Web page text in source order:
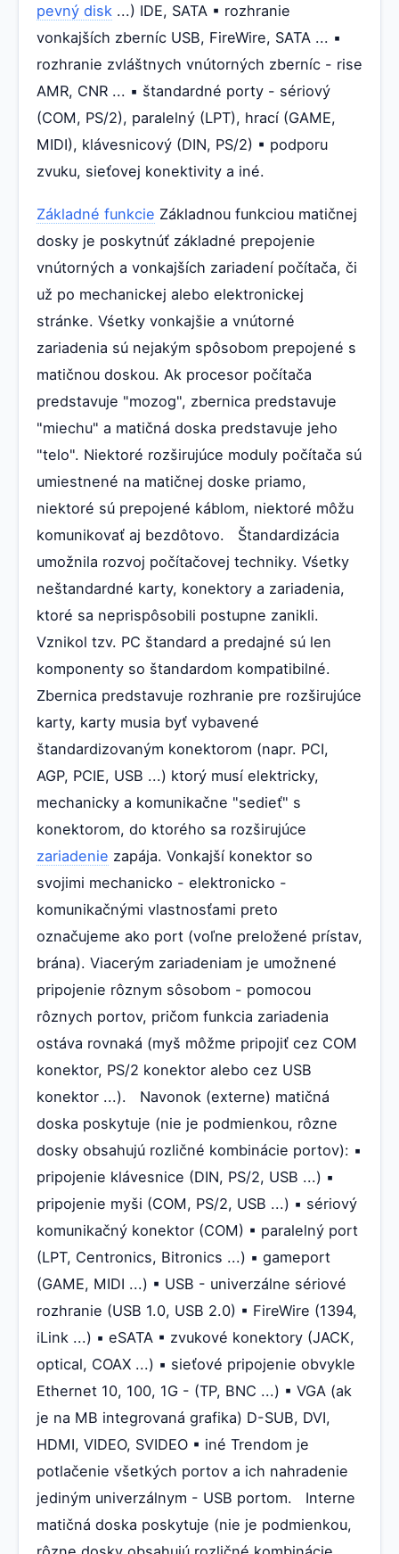
pevný disk ...) IDE, SATA ▪ rozhranie
vonkajších zberníc USB, FireWire, SATA ... ▪
rozhranie zvláštnych vnútorných zberníc - rise
AMR, CNR ... ▪ štandardné porty - sériový
(COM, PS/2), paralelný (LPT), hrací (GAME,
MIDI), klávesnicový (DIN, PS/2) ▪ podporu
zvuku, sieťovej konektivity a iné.
Základné funkcie Základnou funkciou matičnej
dosky je poskytnúť základné prepojenie
vnútorných a vonkajších zariadení počítača, či
už po mechanickej alebo elektronickej
stránke. Vśetky vonkajšie a vnútorné
zariadenia sú nejakým spôsobom prepojené s
matičnou doskou. Ak procesor počítača
predstavuje "mozog", zbernica predstavuje
"miechu" a matičná doska predstavuje jeho
"telo". Niektoré rozširujúce moduly počítača sú
umiestnené na matičnej doske priamo,
niektoré sú prepojené káblom, niektoré môžu
komunikovať aj bezdôtovo. Štandardizácia
umožnila rozvoj počítačovej techniky. Vśetky
neštandardné karty, konektory a zariadenia,
ktoré sa neprispôsobili postupne zanikli.
Vznikol tzv. PC štandard a predajné sú len
komponenty so štandardom kompatibilné.
Zbernica predstavuje rozhranie pre rozširujúce
karty, karty musia byť vybavené
štandardizovaným konektorom (napr. PCI,
AGP, PCIE, USB ...) ktorý musí elektricky,
mechanicky a komunikačne "sedieť" s
konektorom, do ktorého sa rozširujúce
zariadenie zapája. Vonkajší konektor so
svojimi mechanicko - elektronicko -
komunikačnými vlastnosťami preto
označujeme ako port (voľne preložené prístav,
brána). Viacerým zariadeniam je umožnené
pripojenie rôznym sôsobom - pomocou
rôznych portov, pričom funkcia zariadenia
ostáva rovnaká (myš môžme pripojiť cez COM
konektor, PS/2 konektor alebo cez USB
konektor ...). Navonok (externe) matičná
doska poskytuje (nie je podmienkou, rôzne
dosky obsahujú rozličné kombinácie portov): ▪
pripojenie klávesnice (DIN, PS/2, USB ...) ▪
pripojenie myši (COM, PS/2, USB ...) ▪ sériový
komunikačný konektor (COM) ▪ paralelný port
(LPT, Centronics, Bitronics ...) ▪ gameport
(GAME, MIDI ...) ▪ USB - univerzálne sériové
rozhranie (USB 1.0, USB 2.0) ▪ FireWire (1394,
iLink ...) ▪ eSATA ▪ zvukové konektory (JACK,
optical, COAX ...) ▪ sieťové pripojenie obvykle
Ethernet 10, 100, 1G - (TP, BNC ...) ▪ VGA (ak
je na MB integrovaná grafika) D-SUB, DVI,
HDMI, VIDEO, SVIDEO ▪ iné Trendom je
potlačenie všetkých portov a ich nahradenie
jediným univerzálnym - USB portom. Interne
matičná doska poskytuje (nie je podmienkou,